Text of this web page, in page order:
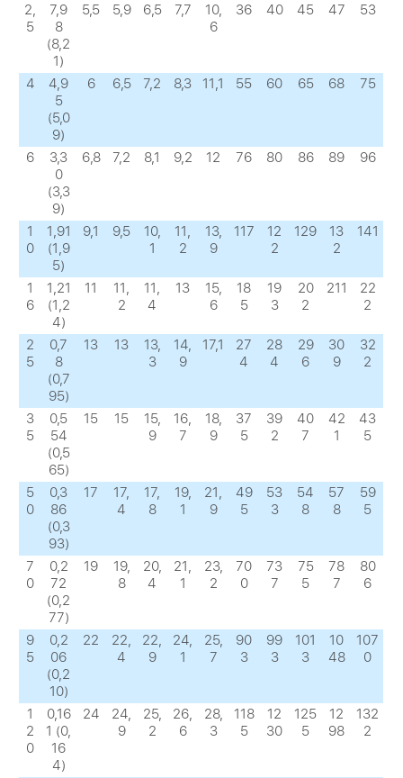
2,
5
7,9
8
(8,2
1)
5,5 5,9 6,5 7,7
10,
6
36 40 45 47 53
4
4,9
5
(5,0
9)
6 6,5 7,2 8,3 11,1 55 60 65 68 75
6
3,3
0
(3,3
9)
6,8 7,2 8,1 9,2 12 76 80 86 89 96
1
0
1,91
(1,9
5)
9,1 9,5
10,
1
11,
2
13,
9
117
12
2
129
13
2
141
1
6
1,21
(1,2
4)
11
11,
2
11,
4
13
15,
6
18
5
19
3
20
2
211
22
2
2
5
0,7
8
(0,7
95)
13 13
13,
3
14,
9
17,1
27
4
28
4
29
6
30
9
32
2
3
5
0,5
54
(0,5
65)
15 15
15,
9
16,
7
18,
9
37
5
39
2
40
7
42
1
43
5
5
0
0,3
86
(0,3
93)
17
17,
4
17,
8
19,
1
21,
9
49
5
53
3
54
8
57
8
59
5
7
0
0,2
72
(0,2
77)
19
19,
8
20,
4
21,
1
23,
2
70
0
73
7
75
5
78
7
80
6
9
5
0,2
06
(0,2
10)
22
22,
4
22,
9
24,
1
25,
7
90
3
99
3
101
3
10
48
107
0
1
2
0
0,16
1 (0,
16
4)
24
24,
9
25,
2
26,
6
28,
3
118
5
12
30
125
5
12
98
132
2